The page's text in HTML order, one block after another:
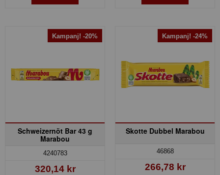
Kampanj! -20%
Schweizernöt Bar 43 g
Marabou
4240783
320,14 kr
Kampanj! -24%
Skotte Dubbel Marabou
46868
266,78 kr